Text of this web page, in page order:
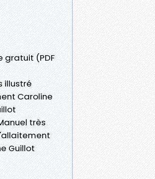
gratuit (PDF
illustré
Caroline
très
Guillot